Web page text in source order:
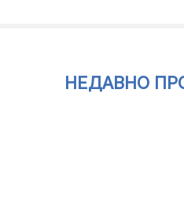
НЕДАВНО